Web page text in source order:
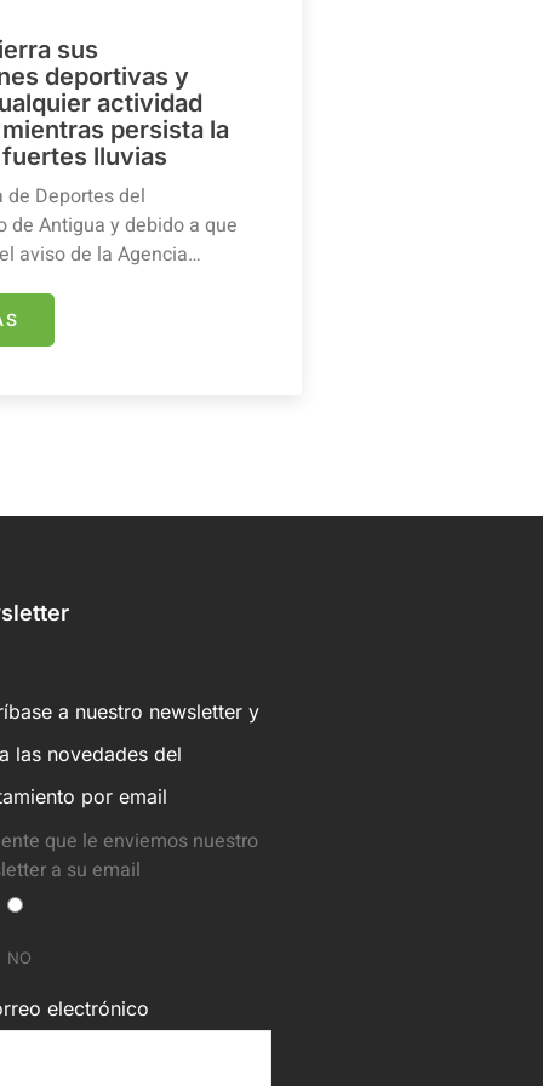
sus
deportivas y
actividad
persista la
lluvias
de Deportes del
de Antigua y debido a que
aviso de la Agencia…
a nuestro newsletter y
las novedades del
por email
que le enviemos nuestro
a su email
NO
electrónico